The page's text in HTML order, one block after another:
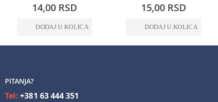
14,00 RSD
DODAJ U KOLICA
15,00 RSD
DODAJ U KOLICA
PITANJA?
Tel:+381 63 444 351